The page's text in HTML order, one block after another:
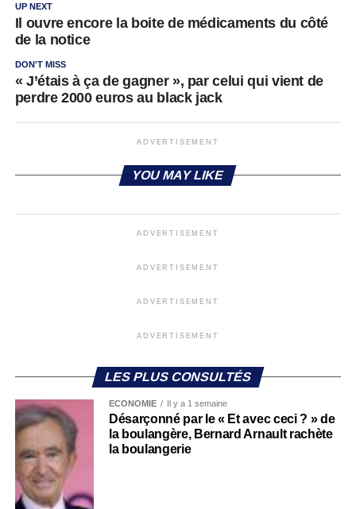
UP NEXT
Il ouvre encore la boite de médicaments du côté
de la notice
DON'T MISS
« J’étais à ça de gagner », par celui qui vient de
perdre 2000 euros au black jack
ADVERTISEMENT
YOU MAY LIKE
ADVERTISEMENT
ADVERTISEMENT
ADVERTISEMENT
ADVERTISEMENT
LES PLUS CONSULTÉS
ECONOMIE Il y a 1 semaine
Désarçonné par le « Et avec ceci ? » de
la boulangère, Bernard Arnault rachète
la boulangerie